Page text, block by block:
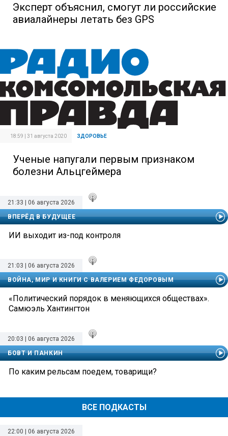
Эксперт объяснил, смогут ли российские
авиалайнеры летать без GPS
18:59 | 31 августа 2020 ЗДОРОВЬЕ
Ученые напугали первым признаком
болезни Альцгеймера
ВСЕ ПОДКАСТЫ
21:33 | 06 августа 2026
ВПЕРЁД В БУДУЩЕЕ
ИИ выходит из-под контроля
21:03 | 06 августа 2026
ВОЙНА, МИР И КНИГИ С ВАЛЕРИЕМ ФЕДОРОВЫМ
«Политический порядок в меняющихся обществах».
Самюэль Хантингтон
20:03 | 06 августа 2026
БОВТ И ПАНКИН
По каким рельсам поедем, товарищи?
22:00 | 06 августа 2026